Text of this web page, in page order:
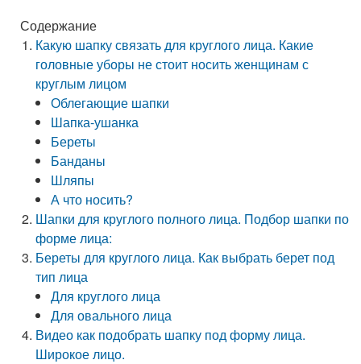
Содержание
Какую шапку связать для круглого лица. Какие
головные уборы не стоит носить женщинам с
круглым лицом
Облегающие шапки
Шапка-ушанка
Береты
Банданы
Шляпы
А что носить?
Шапки для круглого полного лица. Подбор шапки по
форме лица:
Береты для круглого лица. Как выбрать берет под
тип лица
Для круглого лица
Для овального лица
Видео как подобрать шапку под форму лица.
Широкое лицо.